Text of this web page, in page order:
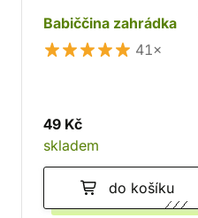
Babiččina zahrádka
41×
49 Kč
skladem
do košíku